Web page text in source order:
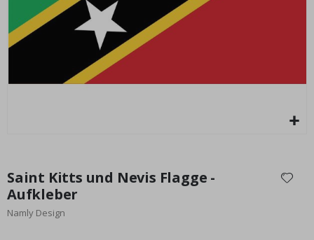
Special
Price
17,00 €
Anfang
der
Bildgalerie
springen
Saint Kitts und Nevis Flagge -
Aufkleber
Namly Design